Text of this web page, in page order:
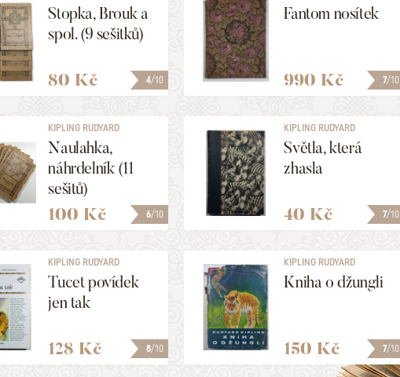
4/10
Stopka, Brouk a
spol. (9 sešitků)
80 Kč 7/10
Fantom nosítek
990 Kč
6/10
KIPLING RUDYARD
Naulahka,
náhrdelník (11
sešitů)
100 Kč 7/10
KIPLING RUDYARD
Světla, která
zhasla
40 Kč
8/10
KIPLING RUDYARD
Tucet povídek
jen tak
128 Kč 7/10
KIPLING RUDYARD
Kniha o džungli
150 Kč